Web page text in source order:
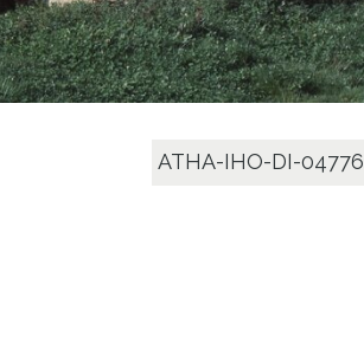
ATHA-IHO-DI-04776